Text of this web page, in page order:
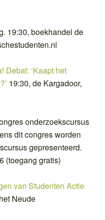
19:30, boekhandel de
Debat: ‘Kaapt het
19:30, de Kargadoor,
onderzoekscursus
dit congres worden
gepresenteerd.
(toegang gratis)
van Studenten Actie
Neude